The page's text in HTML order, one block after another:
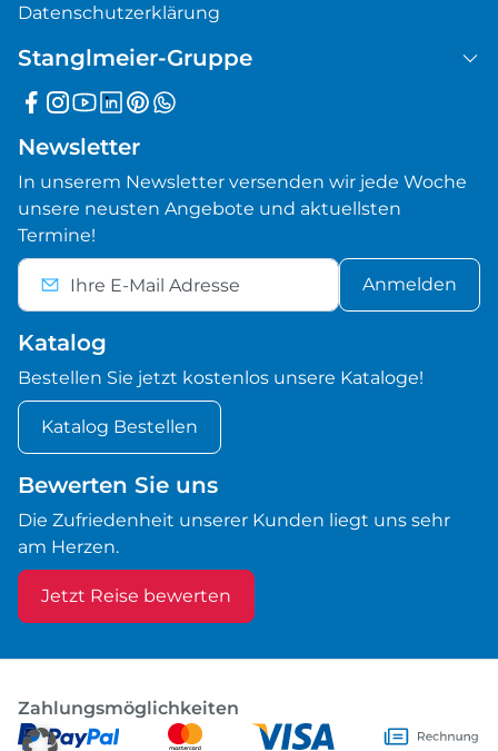
Datenschutzerklärung
Stanglmeier-Gruppe
Newsletter
In unserem Newsletter versenden wir jede Woche
unsere neusten Angebote und aktuellsten
Termine!
Anmelden
Katalog
Bestellen Sie jetzt kostenlos unsere Kataloge!
Katalog Bestellen
Bewerten Sie uns
Die Zufriedenheit unserer Kunden liegt uns sehr
am Herzen.
Jetzt Reise bewerten
Zahlungsmöglichkeiten